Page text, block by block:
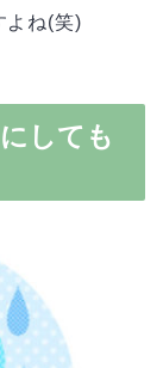
よね(笑)
しても